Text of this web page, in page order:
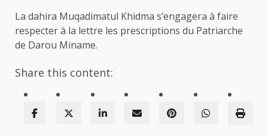
La dahira Muqadimatul Khidma s’engagera à faire
respecter à la lettre les prescriptions du Patriarche
de Darou Miname.
Share this content: